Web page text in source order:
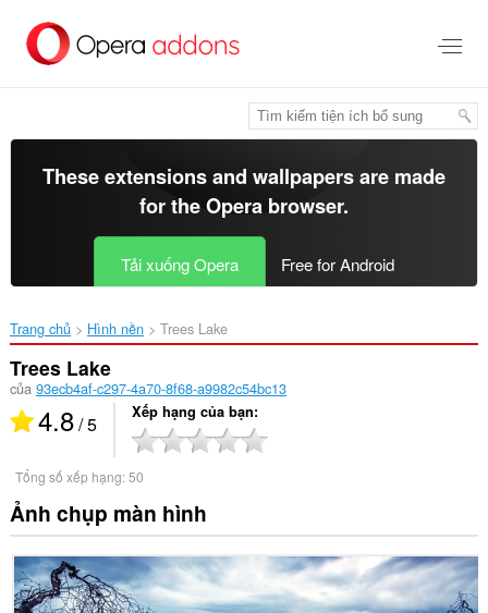
đến
These extensions and wallpapers are made
for theOpera browser.
Tải xuống Opera Free for Android
Trang chủ Hình nền Trees Lake‎
Trees Lake
của 93ecb4af-c297-4a70-8f68-a9982c54bc13
4.8/ 5 Xếp hạng của bạn
Tổng số xếp hạng:50
Ảnh chụp màn hình